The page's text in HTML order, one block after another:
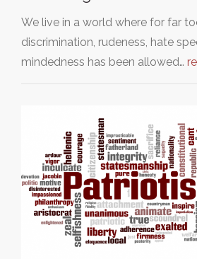
We live in a world where for far
discrimination, rudeness, hate
mindedness has been allowed…